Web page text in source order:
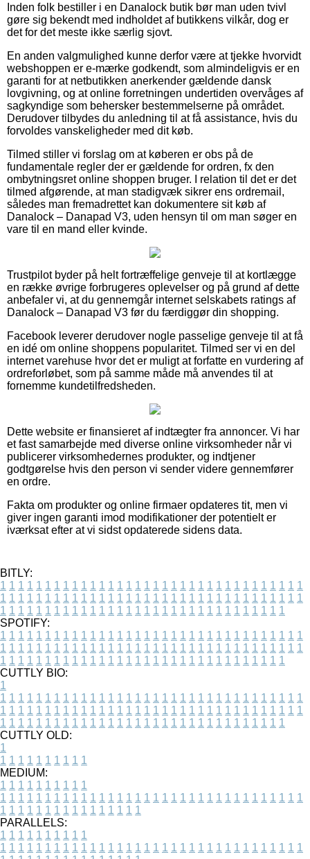
Inden folk bestiller i en Danalock butik bør man uden tvivl
gøre sig bekendt med indholdet af butikkens vilkår, dog er
det for det meste ikke særlig sjovt.
En anden valgmulighed kunne derfor være at tjekke hvorvidt
webshoppen er e-mærke godkendt, som almindeligvis er en
garanti for at netbutikken anerkender gældende dansk
lovgivning, og at online forretningen undertiden overvåges af
sagkyndige som behersker bestemmelserne på området.
Derudover tilbydes du anledning til at få assistance, hvis du
forvoldes vanskeligheder med dit køb.
Tilmed stiller vi forslag om at køberen er obs på de
fundamentale regler der er gældende for ordren, fx den
ombytningsret online shoppen bruger. I relation til det er det
tilmed afgørende, at man stadigvæk sikrer ens ordremail,
således man fremadrettet kan dokumentere sit køb af
Danalock – Danapad V3, uden hensyn til om man søger en
vare til en mand eller kvinde.
Trustpilot byder på helt fortræffelige genveje til at kortlægge
en række øvrige forbrugeres oplevelser og på grund af dette
anbefaler vi, at du gennemgår internet selskabets ratings af
Danalock – Danapad V3 før du færdiggør din shopping.
Facebook leverer derudover nogle passelige genveje til at få
en idé om online shoppens popularitet. Tilmed ser vi en del
internet varehuse hvor det er muligt at forfatte en vurdering af
ordreforløbet, som på samme måde må anvendes til at
fornemme kundetilfredsheden.
Dette website er finansieret af indtægter fra annoncer. Vi har
et fast samarbejde med diverse online virksomheder når vi
publicerer virksomhedernes produkter, og indtjener
godtgørelse hvis den person vi sender videre gennemfører
en ordre.
Fakta om produkter og online firmaer opdateres tit, men vi
giver ingen garanti imod modifikationer der potentielt er
iværksat efter at vi sidst opdaterede sidens data.
BITLY:
1 1 1 1 1 1 1 1 1 1 1 1 1 1 1 1 1 1 1 1 1 1 1 1 1 1 1 1 1 1 1 1 1 1
1 1 1 1 1 1 1 1 1 1 1 1 1 1 1 1 1 1 1 1 1 1 1 1 1 1 1 1 1 1 1 1 1 1
1 1 1 1 1 1 1 1 1 1 1 1 1 1 1 1 1 1 1 1 1 1 1 1 1 1 1 1 1 1 1 1
SPOTIFY:
1 1 1 1 1 1 1 1 1 1 1 1 1 1 1 1 1 1 1 1 1 1 1 1 1 1 1 1 1 1 1 1 1 1
1 1 1 1 1 1 1 1 1 1 1 1 1 1 1 1 1 1 1 1 1 1 1 1 1 1 1 1 1 1 1 1 1 1
1 1 1 1 1 1 1 1 1 1 1 1 1 1 1 1 1 1 1 1 1 1 1 1 1 1 1 1 1 1 1 1
CUTTLY BIO:
1
1 1 1 1 1 1 1 1 1 1 1 1 1 1 1 1 1 1 1 1 1 1 1 1 1 1 1 1 1 1 1 1 1 1
1 1 1 1 1 1 1 1 1 1 1 1 1 1 1 1 1 1 1 1 1 1 1 1 1 1 1 1 1 1 1 1 1 1
1 1 1 1 1 1 1 1 1 1 1 1 1 1 1 1 1 1 1 1 1 1 1 1 1 1 1 1 1 1 1 1
CUTTLY OLD:
1
1 1 1 1 1 1 1 1 1 1
MEDIUM:
1 1 1 1 1 1 1 1 1 1
1 1 1 1 1 1 1 1 1 1 1 1 1 1 1 1 1 1 1 1 1 1 1 1 1 1 1 1 1 1 1 1 1 1
1 1 1 1 1 1 1 1 1 1 1 1 1 1 1 1
PARALLELS:
1 1 1 1 1 1 1 1 1 1
1 1 1 1 1 1 1 1 1 1 1 1 1 1 1 1 1 1 1 1 1 1 1 1 1 1 1 1 1 1 1 1 1 1